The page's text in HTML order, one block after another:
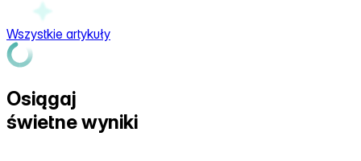
Wszystkie artykuły
Osiągaj
świetne wyniki